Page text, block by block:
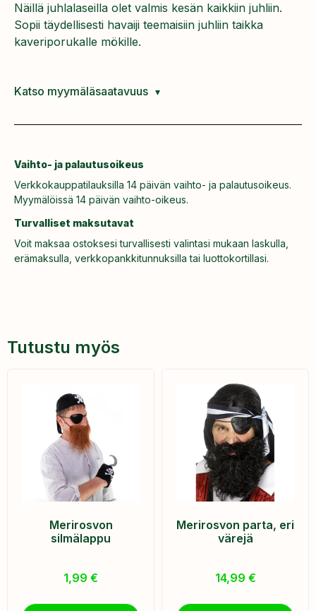
Näillä juhlalaseilla olet valmis kesän kaikkiin juhliin.
Sopii täydellisesti havaiji teemaisiin juhliin taikka
kaveriporukalle mökille.
Katso myymäläsaatavuus
Vaihto- ja palautusoikeus
Verkkokauppatilauksilla 14 päivän vaihto- ja palautusoikeus.
Myymälöissä 14 päivän vaihto-oikeus.
Turvalliset maksutavat
Voit maksaa ostoksesi turvallisesti valintasi mukaan laskulla,
erämaksulla, verkkopankkitunnuksilla tai luottokortillasi.
Tutustu myös
Merirosvon
silmälappu
1,99 €
Merirosvon parta, eri
värejä
14,99 €